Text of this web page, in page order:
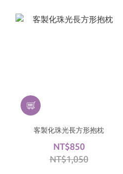
客製化珠光長方形抱枕
NT$850
NT$1,050